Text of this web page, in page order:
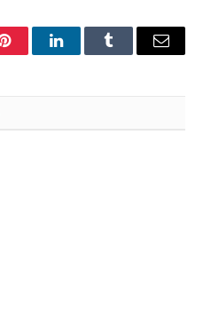
PinterestLinkedInTumblr Email